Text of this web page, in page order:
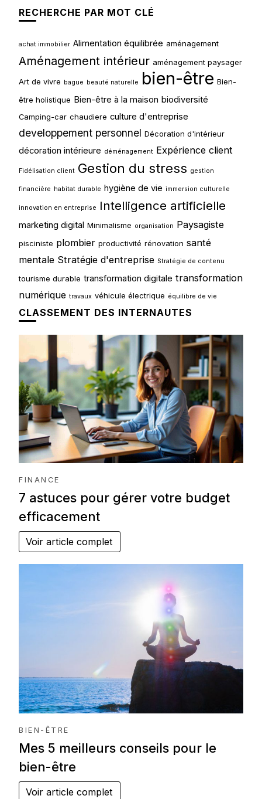
RECHERCHE PAR MOT CLÉ
achat immobilier Alimentation équilibrée aménagement
Aménagement intérieur aménagement paysager
Art de vivre bague beauté naturelle bien-être Bien-
être holistique Bien-être à la maison biodiversité
Camping-car chaudiere culture d'entreprise
developpement personnel Décoration d'intérieur
décoration intérieure déménagement Expérience client
Fidélisation client Gestion du stress gestion
financière habitat durable hygiène de vie immersion culturelle
innovation en entreprise Intelligence artificielle
marketing digital Minimalisme organisation Paysagiste
pisciniste plombier productivité rénovation santé
mentale Stratégie d'entreprise Stratégie de contenu
tourisme durable transformation digitale transformation
numérique travaux véhicule électrique équilibre de vie
CLASSEMENT DES INTERNAUTES
FINANCE
7 astuces pour gérer votre budget
efficacement
Voir article complet
BIEN-ÊTRE
Mes 5 meilleurs conseils pour le
bien-être
Voir article complet